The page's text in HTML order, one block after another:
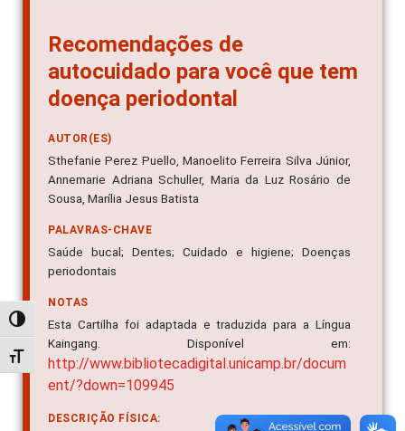
Alternar alto contraste
Alternar tamanho da fonte
Recomendações de
autocuidado para você que tem
doença periodontal
AUTOR(ES)
Sthefanie Perez Puello, Manoelito Ferreira Silva Júnior,
Annemarie Adriana Schuller, Maria da Luz Rosário de
Sousa, Marília Jesus Batista
PALAVRAS-CHAVE
Saúde bucal; Dentes; Cuidado e higiene; Doenças
periodontais
NOTAS
Esta Cartilha foi adaptada e traduzida para a Língua
Kaingang. Disponível em:
http://www.bibliotecadigital.unicamp.br/docum
ent/?down=109945
DESCRIÇÃO FÍSICA: